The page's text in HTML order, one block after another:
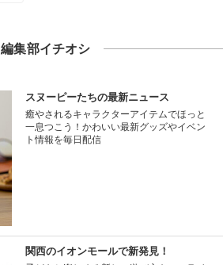
編集部イチオシ
スヌーピーたちの最新ニュース
癒やされるキャラクターアイテムでほっと
一息つこう！かわいい最新グッズやイベン
ト情報を毎日配信
関西のイオンモールで新発見！